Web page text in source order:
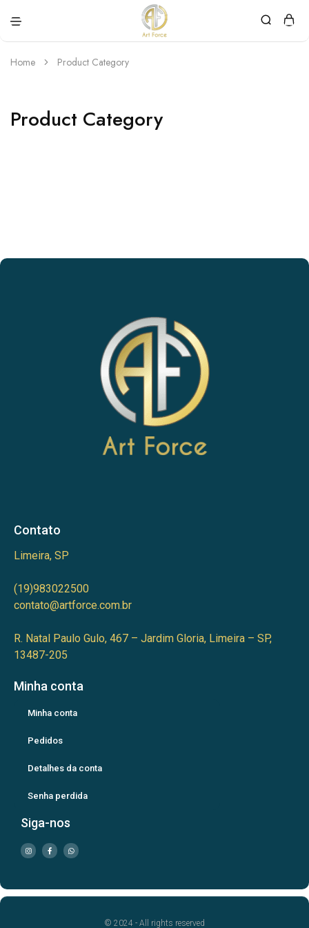
Force
personalizadas
Home Product Category
Product Category
Contato
Limeira, SP
(19)983022500
contato@artforce.com.br
R. Natal Paulo Gulo, 467 – Jardim Gloria, Limeira – SP,
13487-205
Minha conta
Minha conta
Pedidos
Detalhes da conta
Senha perdida
Siga-nos
© 2024 - All rights reserved